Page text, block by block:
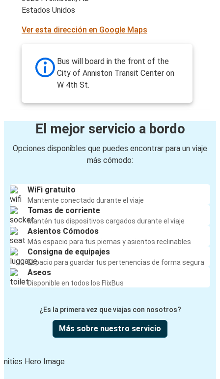
Estados Unidos
Ver esta dirección en Google Maps
Bus will board in the front of the
City of Anniston Transit Center on
W 4th St.
El mejor servicio a bordo
Opciones disponibles que puedes encontrar para un viaje
más cómodo:
WiFi gratuito
Mantente conectado durante el viaje
Tomas de corriente
Mantén tus dispositivos cargados durante el viaje
Asientos Cómodos
Más espacio para tus piernas y asientos reclinables
Consigna de equipajes
Espacio para guardar tus pertenencias de forma segura
Aseos
Disponible en todos los FlixBus
¿Es la primera vez que viajas con nosotros?
Más sobre nuestro servicio